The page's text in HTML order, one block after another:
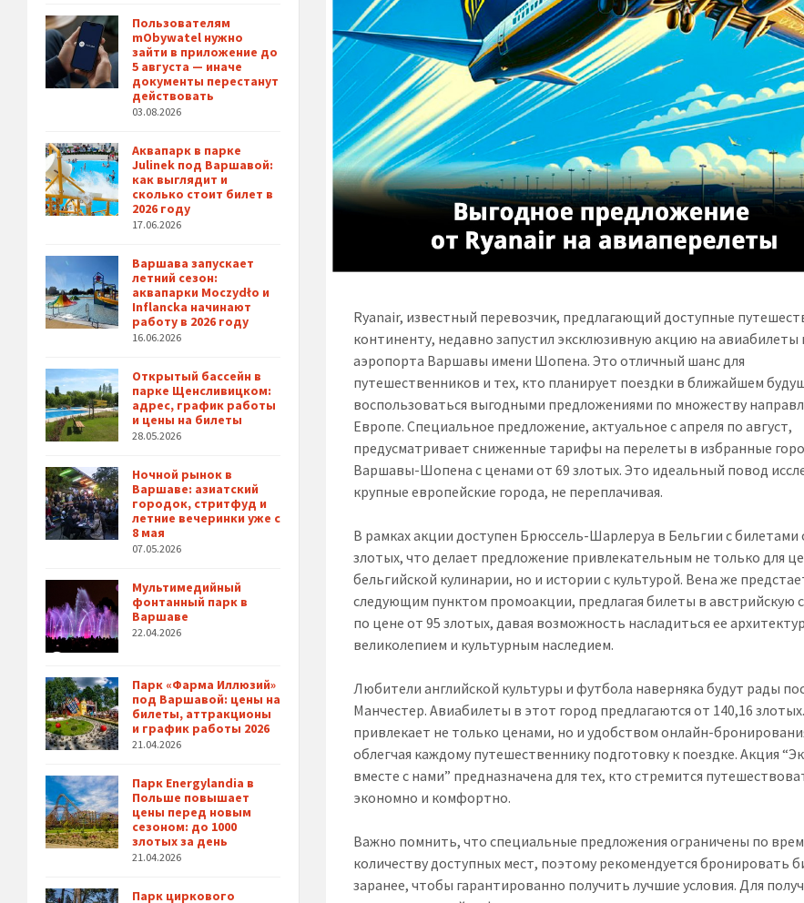
Ryanair, известный перевозчик, предлагающий доступные
континенту, недавно запустил эксклюзивную акцию на авиабилеты
аэропорта Варшавы имени Шопена. Это отличный шанс для
путешественников и тех, кто планирует поездки в ближайшем
воспользоваться выгодными предложениями по множеству
Европе. Специальное предложение, актуальное с апреля по август,
предусматривает сниженные тарифы на перелеты в избранные
Варшавы-Шопена с ценами от 69 злотых. Это идеальный повод
крупные европейские города, не переплачивая.
В рамках акции доступен Брюссель-Шарлеруа в Бельгии с билетами
злотых, что делает предложение привлекательным не только для
бельгийской кулинарии, но и истории с культурой. Вена же
следующим пунктом промоакции, предлагая билеты в австрийскую
по цене от 95 злотых, давая возможность насладиться ее
великолепием и культурным наследием.
Любители английской культуры и футбола наверняка будут рады
Манчестер. Авиабилеты в этот город предлагаются от 140,16
привлекает не только ценами, но и удобством онлайн-
облегчая каждому путешественнику подготовку к поездке. Акция
вместе с нами” предназначена для тех, кто стремится
экономно и комфортно.
Важно помнить, что специальные предложения ограничены по
количеству доступных мест, поэтому рекомендуется бронировать
заранее, чтобы гарантированно получить лучшие условия. Для
Пользователям
mObywatel нужно
зайти в приложение до
5 августа — иначе
документы перестанут
действовать
03.08.2026
Аквапарк в парке
Julinek под Варшавой:
как выглядит и
сколько стоит билет в
2026 году
17.06.2026
Варшава запускает
летний сезон:
аквапарки Moczydło и
Inflancka начинают
работу в 2026 году
16.06.2026
Открытый бассейн в
парке Щенсливицком:
адрес, график работы
и цены на билеты
28.05.2026
Ночной рынок в
Варшаве: азиатский
городок, стритфуд и
летние вечеринки уже с
8 мая
07.05.2026
Мультимедийный
фонтанный парк в
Варшаве
22.04.2026
Парк «Фарма Иллюзий»
под Варшавой: цены на
билеты, аттракционы
и график работы 2026
21.04.2026
Парк Energylandia в
Польше повышает
цены перед новым
сезоном: до 1000
злотых за день
21.04.2026
Парк циркового